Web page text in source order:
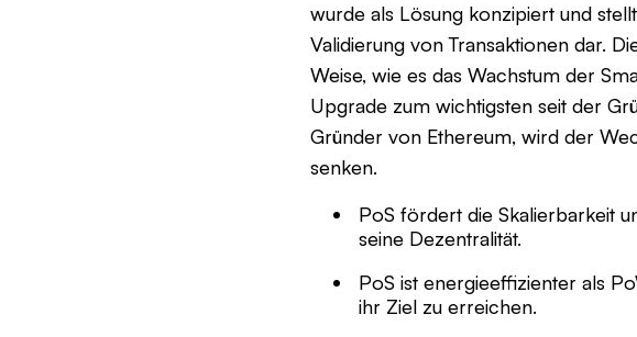
wurde als Lösung konzipiert und
Validierung von Transaktionen dar.
Weise, wie es das Wachstum der
Upgrade zum wichtigsten seit der
Gründer von Ethereum, wird der
senken.
PoS fördert die Skalierbarkeit
seine Dezentralität.
PoS ist energieeffizienter als
ihr Ziel zu erreichen.